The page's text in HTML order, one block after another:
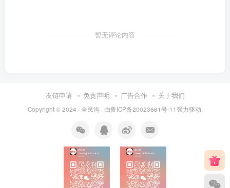
暂无评论内容
友链申请 免责声明 广告合作 关于我们
Copyright © 2024 · 全民淘 · 由鲁ICP备20023661号-11强力驱动.